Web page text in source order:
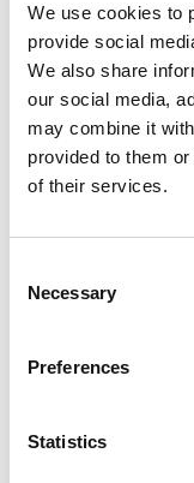
We use cookies to
provide social
We also share
our social media,
may combine it
provided to them
of their services.
Selection
Necessary
Preferences
Statistics